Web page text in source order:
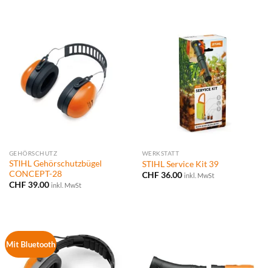
GEHÖRSCHUTZ
STIHL Gehörschutzbügel
CONCEPT-28
CHF39.00 inkl. MwSt
WERKSTATT
STIHL Service Kit 39
CHF36.00 inkl. MwSt
Mit Bluetooth